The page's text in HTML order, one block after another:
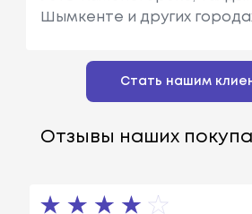
Шымкенте и других
Стать нашим
Отзывы наших